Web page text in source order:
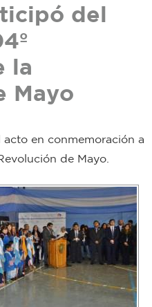
del
la
Mayo
en conmemoración a
de Mayo.